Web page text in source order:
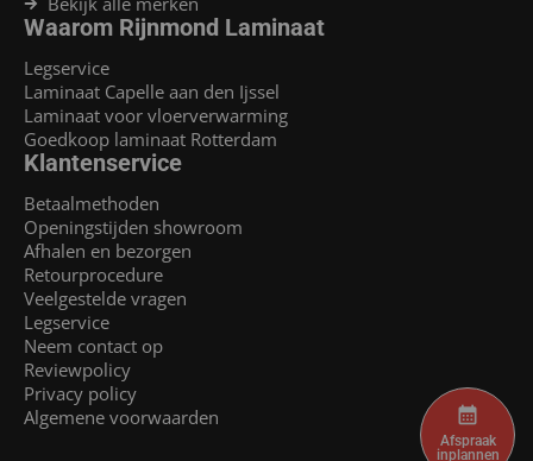
Waarom Rijnmond Laminaat
Legservice
Laminaat Capelle aan den Ijssel
Laminaat voor vloerverwarming
Goedkoop laminaat Rotterdam
Klantenservice
Betaalmethoden
Openingstijden showroom
Afhalen en bezorgen
Retourprocedure
Veelgestelde vragen
Legservice
Neem contact op
Reviewpolicy
Privacy policy
Algemene voorwaarden
Afspraak
inplannen